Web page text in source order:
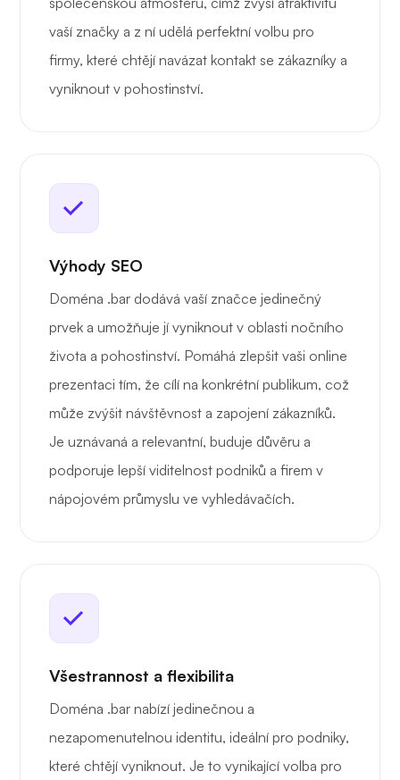
vaší značky a z ní udělá perfektní volbu pro
firmy, které chtějí navázat kontakt se zákazníky a
vyniknout v pohostinství.
Výhody SEO
Doména .bar dodává vaší značce jedinečný
prvek a umožňuje jí vyniknout v oblasti nočního
života a pohostinství. Pomáhá zlepšit vaši online
prezentaci tím, že cílí na konkrétní publikum, což
může zvýšit návštěvnost a zapojení zákazníků.
Je uznávaná a relevantní, buduje důvěru a
podporuje lepší viditelnost podniků a firem v
nápojovém průmyslu ve vyhledávačích.
Všestrannost a flexibilita
Doména .bar nabízí jedinečnou a
nezapomenutelnou identitu, ideální pro podniky,
které chtějí vyniknout. Je to vynikající volba pro